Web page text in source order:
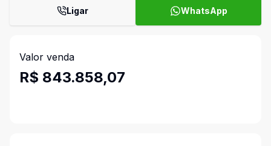
Ligar WhatsApp
Valor venda
R$ 843.858,07